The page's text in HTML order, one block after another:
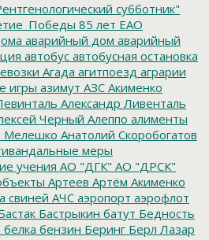
субботник"
85 лет ЕАО
аварийный дом аварийный
автобус автобусная остановка
Агада агитпоезд аграрии
игры азимут АЗС Акименко
Александр Ливенталь
Черный Алеппо алименты
Мелешко Анатолий Скоробогатов
меры
учения АО "ДГК" АО "ДРСК"
Артеев Артём Акименко
свиней АЧС аэропорт аэрофлот
Бастрыкин батут Бедность
белка бензин Беринг Берл Лазар